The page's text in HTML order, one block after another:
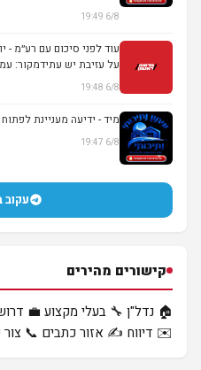
6/8 19:49
עוד לפני סיכום עם רע״מ -
על עזיבת יש עתידמקור:
6/8 19:48
מיד - ידיעה מעניינת
6/8 19:47
עקוב
קישורים מהירים
🏠 נדל"ן 🔧 בעלי מקצוע 💼
✉️ דיווח ✍️ אזור כתבים 📞